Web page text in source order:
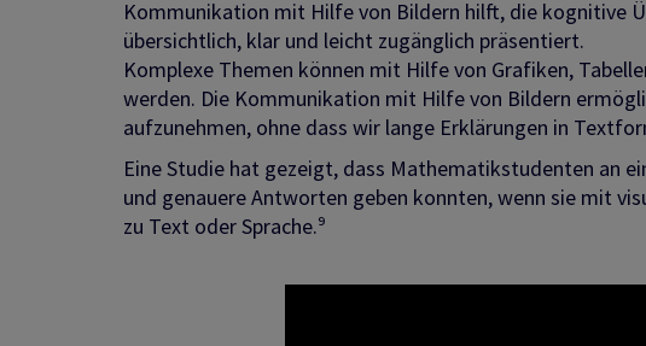
Kommunikation mit Hilfe von Bildern hilft, die kognitive
übersichtlich, klar und leicht zugänglich präsentiert.
Komplexe Themen können mit Hilfe von Grafiken,
werden. Die Kommunikation mit Hilfe von Bildern
aufzunehmen, ohne dass wir lange Erklärungen in
Eine Studie hat gezeigt, dass Mathematikstudenten an
und genauere Antworten geben konnten, wenn sie mit
zu Text oder Sprache.⁹